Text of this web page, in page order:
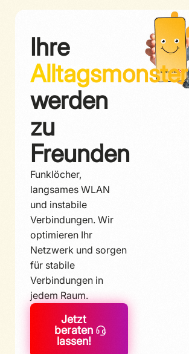
Ihre
Alltagsmonster
werden
zu
Freunden
Funklöcher,
langsames WLAN
und instabile
Verbindungen. Wir
optimieren Ihr
Netzwerk und sorgen
für stabile
Verbindungen in
jedem Raum.
Jetzt
beraten
lassen!